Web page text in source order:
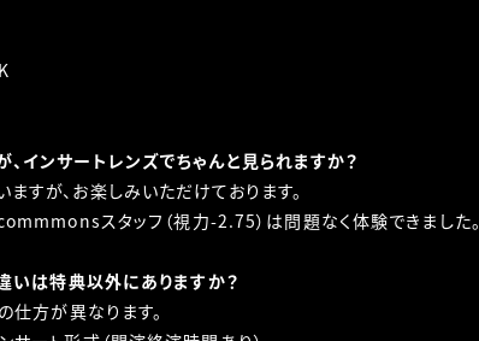
インサートレンズでちゃんと見られますか？
すが、お楽しみいただけております。
スタッフ（視力-2.75）は問題なく体験できました。
いは特典以外にありますか？
仕方が異なります。